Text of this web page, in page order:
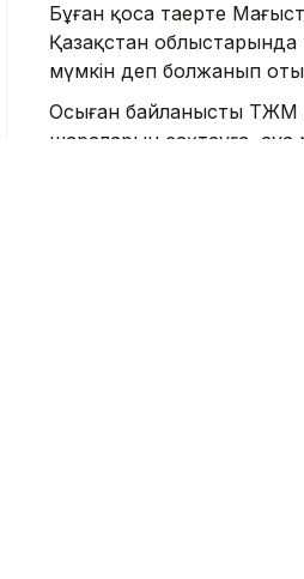
Бұған қоса таңертең
Қазақстан
мүмкін деп болжанып
Осыған байланысты ТЖМ
шараларын сақтауға,